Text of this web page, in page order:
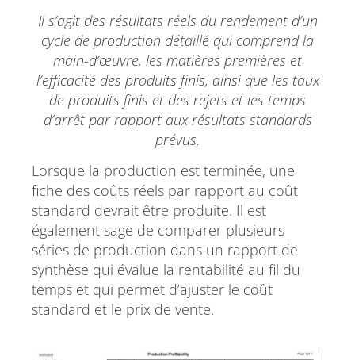
Il s’agit des résultats réels du rendement d’un
cycle de production détaillé qui comprend la
main-d’œuvre, les matières premières et
l’efficacité des produits finis, ainsi que les taux
de produits finis et des rejets et les temps
d’arrêt par rapport aux résultats standards
prévus.
Lorsque la production est terminée, une
fiche des coûts réels par rapport au coût
standard devrait être produite. Il est
également sage de comparer plusieurs
séries de production dans un rapport de
synthèse qui évalue la rentabilité au fil du
temps et qui permet d’ajuster le coût
standard et le prix de vente.